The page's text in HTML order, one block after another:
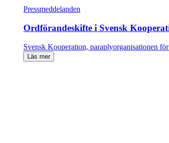
Pressmeddelanden
Ordförandeskifte i Svensk
Svensk Kooperation, paraplyorganisationen
Läs mer